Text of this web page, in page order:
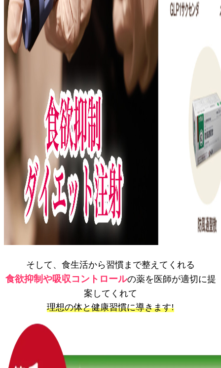
そして、食生活から習慣まで整えてくれる
食欲抑制や吸収コントロールの薬を医師が適切に提
案してくれて
理想の体と健康習慣に導きます!